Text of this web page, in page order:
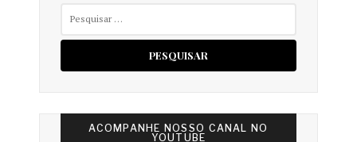
ACOMPANHE NOSSO CANAL NO
YOUTUBE